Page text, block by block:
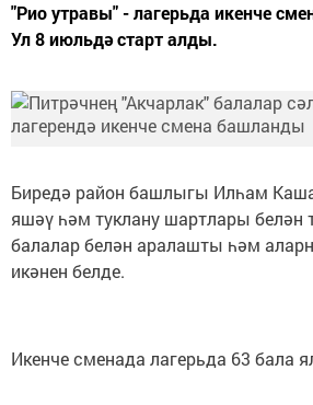
"Рио утравы" - лагерьда икенче
Ул 8 июльдә старт алды.
Биредә район башлыгы Илһам
яшәү һәм туклану шартлары
балалар белән аралашты һәм
икәнен белде.
Икенче сменада лагерьда 63 бала